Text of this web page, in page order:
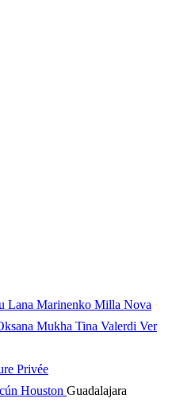
Lana Marinenko Milla Nova
Mukha Tina Valerdi Ver
Privée
Houston Guadalajara